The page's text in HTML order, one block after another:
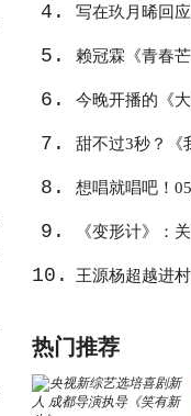
4. 写在玖月晞回
心
5. 赖冠霖《青春
作
6. 今晚开播的《
告捷？
7. 甜不过3秒？《
8. 想唱就唱吧！
9. 《变形计》：
10. 王源杨超越进
热门推荐